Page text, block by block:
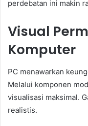
perdebatan ini makin
Visual
Komputer
PC menawarkan
Melalui komponen
visualisasi maksimal.
realistis.